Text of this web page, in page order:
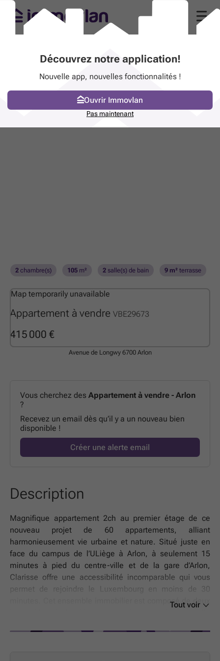
Appartement à vendre VBE29673
415 000 €
2chambre(s) 105m² 2salle(s) de bain 9 m² terrasse
Map temporarily unavailable
Avenue de Longwy 6700 Arlon
Vous cherchez des Appartement à vendre - Arlon
?
Recevez un email dès qu’il y a un nouveau bien
disponible !
Créer une alerte email
Description
Magnifique appartement 2ch au premier étage de ce
nouveau projet de 60 appartements, alliant
harmonieusement vie urbaine et nature. Situé juste en
face du campus de l’ULiège à Arlon, à seulement 15
minutes à pied du centre-ville et de la gare d’Arlon,
Clarisse offre une accessibilité incomparable qui vous
permet de rejoindre le Luxembourg en moins de 30
minutes. Cet ensemble immobilier est composé de deux
Tout voir
Découvrez notre application!
Nouvelle app, nouvelles fonctionnalités !
Ouvrir Immovlan
Pas maintenant